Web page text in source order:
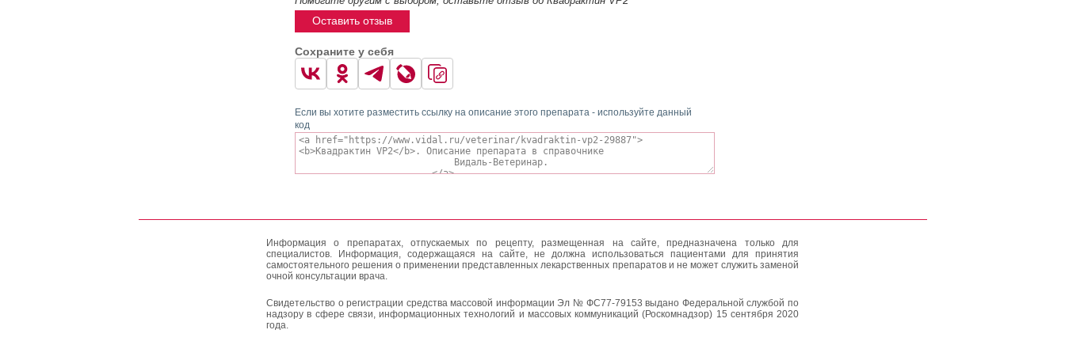
Оставить отзыв
Сохраните у себя
Если вы хотите разместить ссылку на описание этого препарата - используйте данный
код
Информация о препаратах, отпускаемых по рецепту, размещенная на сайте, предназначена только для
специалистов. Информация, содержащаяся на сайте, не должна использоваться пациентами для принятия
самостоятельного решения о применении представленных лекарственных препаратов и не может служить заменой
очной консультации врача.
Свидетельство о регистрации средства массовой информации Эл № ФС77-79153 выдано Федеральной службой по
надзору в сфере связи, информационных технологий и массовых коммуникаций (Роскомнадзор) 15 сентября 2020
года.